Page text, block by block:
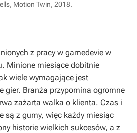
Motion Twin, 2018.
z pracy w gamedevie w
Minione miesiące dobitnie
wiele wymagające jest
gier. Branża przypomina ogromne
zażarta walka o klienta. Czas i
są z gumy, więc każdy miesiąc
historie wielkich sukcesów, a z